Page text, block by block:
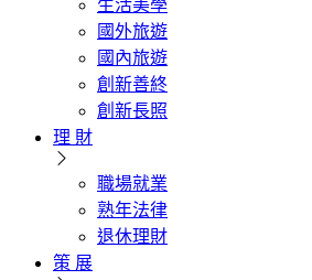
生活美學
國外旅遊
國內旅遊
創新善終
創新長照
理 財
職場就業
熟年法律
退休理財
策 展